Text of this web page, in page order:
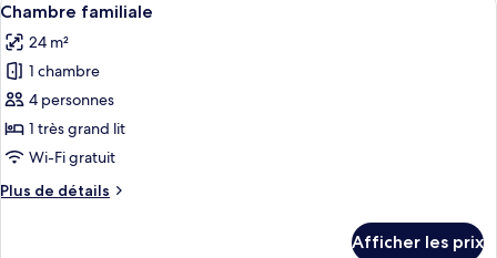
toutes
les
photos
pour
ce
type
chambre :
5
Chambre familiale
24 m²
1 chambre
4 personnes
1 très grand lit
Wi-Fi gratuit
Plus de détails
Plus
Afficher les prix